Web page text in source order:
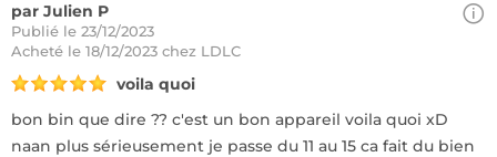
par Julien P
Publié le 23/12/2023
Acheté le 18/12/2023 chez LDLC
voila quoi
bon bin que dire ?? c'est un bon appareil voila quoi xD
naan plus sérieusement je passe du 11 au 15 ca fait du bien